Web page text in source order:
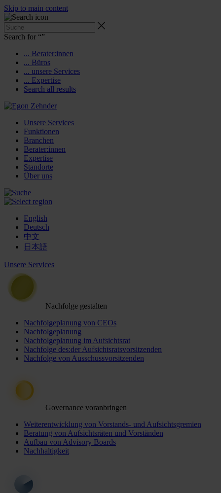
Skip to main content
Search for “”
... Berater:innen
... Büros
... unsere Services
... Expertise
Search all results
Unsere Services
Funktionen
Branchen
Berater:innen
Expertise
Standorte
Über uns
English
Deutsch
中文
日本語
Unsere Services
Nachfolge gestalten
Nachfolgeplanung von CEOs
Nachfolgeplanung
Nachfolgeplanung im Aufsichtsrat
Nachfolge des:der Aufsichtsratsvorsitzenden
Nachfolge von Ausschussvorsitzenden
Governance voranbringen
Weiterentwicklung von Vorstands- und Aufsichtsgremien
Beratung von Aufsichtsräten und Vorständen
Aufbau von Advisory Boards
Nachhaltigkeit